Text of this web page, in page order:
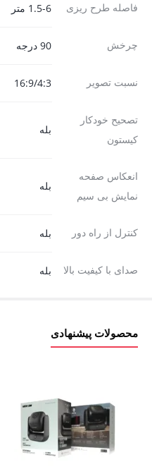
فاصله طرح ریزی 1.5-6 متر
چرخش 90 درجه
نسبت تصویر 16:9/4:3
تصحیح خودکار
کیستون
بله
انعکاس صفحه
نمایش بی سیم
بله
کنترل از راه دور بله
صدای با کیفیت بالا بله
محصولات پیشنهادی